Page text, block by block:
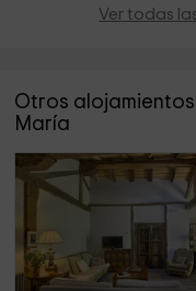
Ver todas
Otros
María